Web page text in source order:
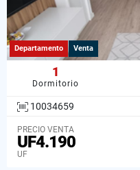
Departamento Venta
1
Dormitorio
10034659
PRECIO VENTA
UF4.190
UF